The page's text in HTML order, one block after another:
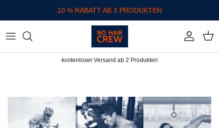
10 % RABATT AB 3 PRODUKTEN
Konto
kostenloser Versand ab 2 Produkten